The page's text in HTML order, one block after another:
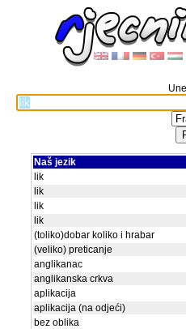
Naš jezik
lik
lik
lik
lik
(toliko)dobar koliko i hrabar
(veliko) preticanje
anglikanac
anglikanska crkva
aplikacija
aplikacija (na odjeći)
bez oblika